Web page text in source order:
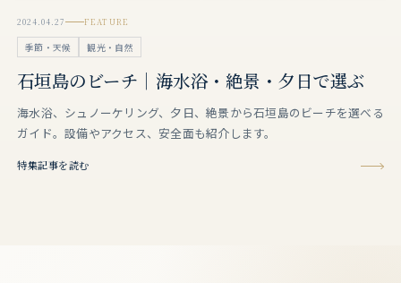
2024.04.27 FEATURE
季節・天候 観光・自然
石垣島のビーチ｜海水浴・絶景・夕日で選ぶ
海水浴、シュノーケリング、夕日、絶景から石垣島のビーチを選べる
ガイド。設備やアクセス、安全面も紹介します。
特集記事を読む